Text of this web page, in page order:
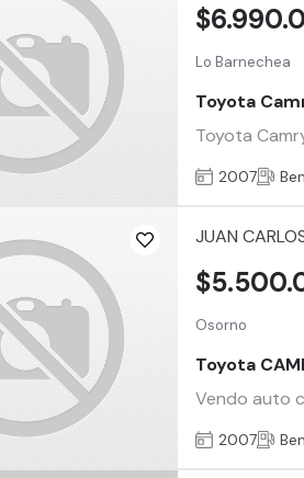
Lo Barnechea
Toyota
Toyota
2007
JUAN
Osorno
Toyota
Vendo auto
2007